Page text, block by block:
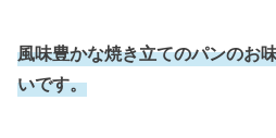
風味豊かな焼き立てのパンのお
いです。